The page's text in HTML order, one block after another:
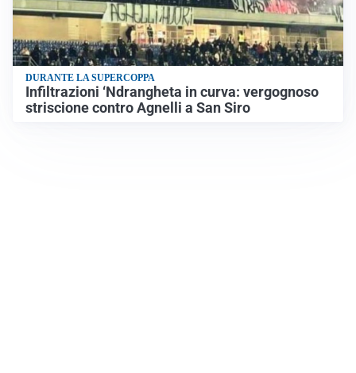
DURANTE LA SUPERCOPPA
Infiltrazioni ‘Ndrangheta in curva: vergognoso
striscione contro Agnelli a San Siro